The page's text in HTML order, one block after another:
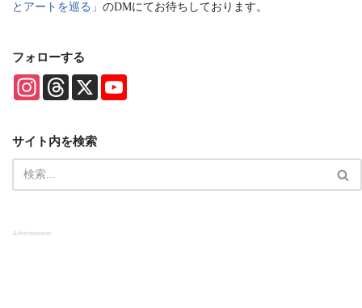
とアートを巡る」 のDMにてお待ちしております。
フォローする
I
g
r
a
T
d
s
X
e
サイト内を検索
Advertisement